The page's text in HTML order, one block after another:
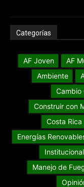
Categorías
AF Joven AF
Ambiente
Cambio
Construir con
Costa Rica
Energías
Manejo de